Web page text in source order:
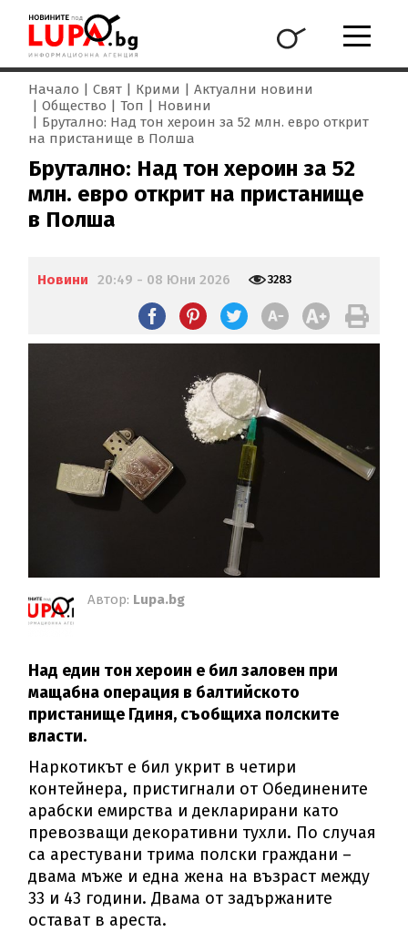
Начало Свят Крими
Актуални новини
Общество
Топ
Новини
Брутално: Над тон хероин за 52 млн. евро открит
на пристанище в Полша
Брутално: Над тон хероин за 52
млн. евро открит на пристанище
в Полша
Новини 20:49 - 08 Юни 2026 3283
Автор: Lupa.bg
Над един тон хероин е бил заловен при
мащабна операция в балтийското
пристанище Гдиня, съобщиха полските
власти.
Наркотикът е бил укрит в четири
контейнера, пристигнали от Обединените
арабски емирства и декларирани като
превозващи декоративни тухли. По случая
са арестувани трима полски граждани –
двама мъже и една жена на възраст между
33 и 43 години. Двама от задържаните
остават в ареста.